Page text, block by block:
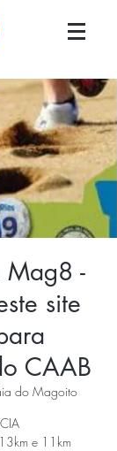
Mag8 -
site
CAAB
do Magoito
e 11km